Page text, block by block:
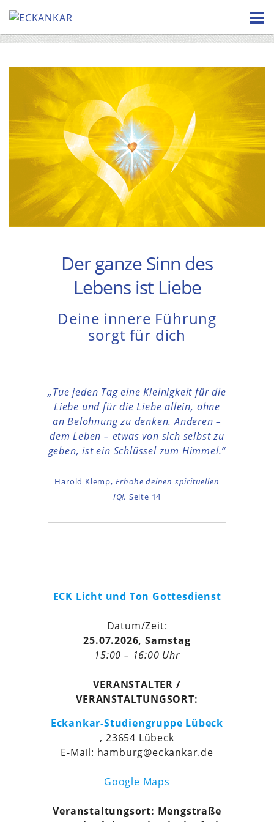
to
content
Der ganze Sinn des
Lebens ist Liebe
Deine innere Führung
sorgt für dich
„Tue jeden Tag eine Kleinigkeit für die
Liebe und für die Liebe allein, ohne
an Belohnung zu denken.Anderen –
dem Leben – etwas von sich selbst zu
geben, ist ein Schlüssel zum Himmel.“
Harold Klemp, Erhöhe deinen spirituellen
IQ!, Seite 14
ECK Licht und Ton Gottesdienst
Datum/Zeit:
25.07.2026, Samstag
15:00 – 16:00 Uhr
VERANSTALTER /
VERANSTALTUNGSORT:
Eckankar-Studiengruppe Lübeck
, 23654 Lübeck
E-Mail: hamburg@eckankar.de
Google Maps
Veranstaltungsort: Mengstraße